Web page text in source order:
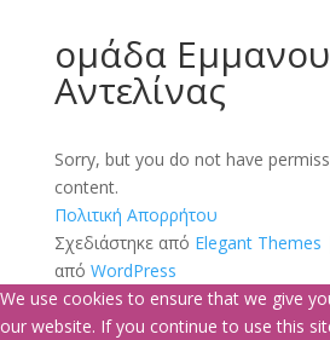
ομάδα
Αντελίνας
Sorry, but you do not have
content.
Πολιτική Απορρήτου
Σχεδιάστηκε από Elegant Themes
από WordPress
We use cookies to ensure that we give
our website. If you continue to use this